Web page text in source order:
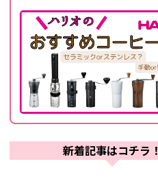
新着記事はコチラ！